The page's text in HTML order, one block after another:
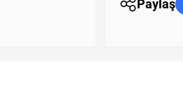
Paylaş